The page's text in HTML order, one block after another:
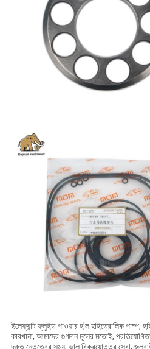
ইলেফ্যান্ট ফ্লুইড পাওয়ার হ'ল হাইড্রোলিক পাম্প,
কারখানা, আমাদের গুণমান মূলের মতোই,
দ্রুত নেতৃত্বের সময়, ভাল বিক্রয়োত্তর সেবা,